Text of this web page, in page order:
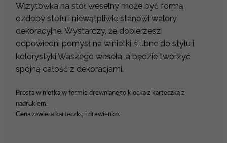
Wizytówka na stół weselny może być formą
ozdoby stołu i niewątpliwie stanowi walory
dekoracyjne. Wystarczy, że dobierzesz
odpowiedni pomysł na winietki ślubne do stylu i
kolorystyki Waszego wesela, a będzie tworzyć
spójną całość z dekoracjami.
Prosta winietka w formie drewnianego klocka z karteczką z
nadrukiem.
Cena zawiera karteczkę i drewienko.